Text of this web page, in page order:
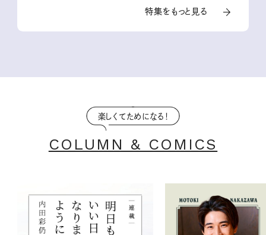
特集をもっと見る
楽しくてためになる！
COLUMN & COMICS